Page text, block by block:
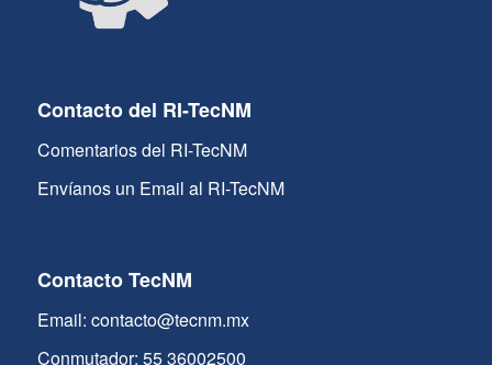
Contacto del RI-TecNM
Comentarios del RI-TecNM
Envíanos un Email al RI-TecNM
Contacto TecNM
Email: contacto@tecnm.mx
Conmutador: 55 36002500